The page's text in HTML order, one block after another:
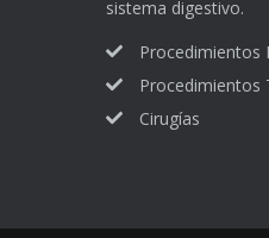
sistema digestivo.
Procedimientos
Procedimientos
Cirugías